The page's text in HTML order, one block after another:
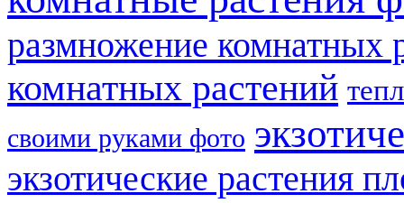
размножение комнатных
комнатных растений
своими руками фото
экзотические растения